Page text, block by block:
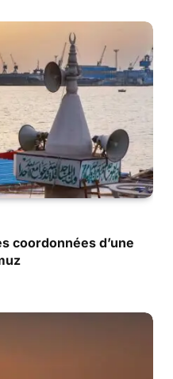
coordonnées d’une